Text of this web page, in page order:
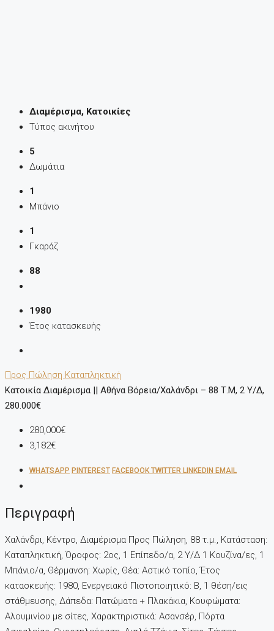
Διαμέρισμα, Κατοικίες
Τύπος ακινήτου
5
Δωμάτια
1
Μπάνιο
1
Γκαράζ
88
1980
Έτος κατασκευής
Προς Πώληση Καταπληκτική
Κατοικία Διαμέρισμα || Αθήνα Βόρεια/Χαλάνδρι – 88 Τ.μ, 2 Υ/Δ,
280.000€
280,000€
3,182€
WHATSAPP PINTEREST FACEBOOK TWITTER LINKEDIN EMAIL
Περιγραφή
Χαλάνδρι, Κέντρο, Διαμέρισμα Προς Πώληση, 88 τ.μ., Κατάσταση:
Καταπληκτική, Όροφος: 2ος, 1 Επίπεδο/α, 2 Υ/Δ 1 Κουζίνα/ες, 1
Μπάνιο/α, Θέρμανση: Χωρίς, Θέα: Αστικό τοπίο, Έτος
κατασκευής: 1980, Ενεργειακό Πιστοποιητικό: Β, 1 θέση/εις
στάθμευσης, Δάπεδα: Πατώματα + Πλακάκια, Kουφώματα:
Αλουμινίου με σίτες, Χαρακτηριστικά: Ασανσέρ, Πόρτα